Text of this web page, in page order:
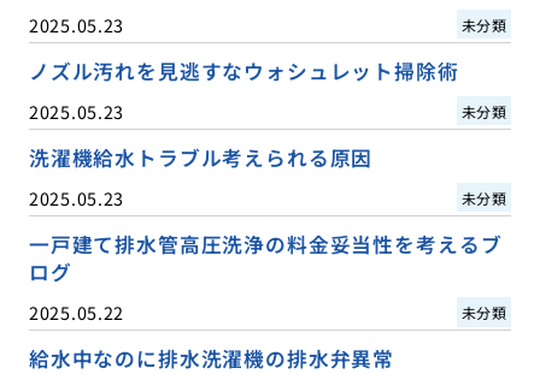
2025.05.23 未分類
ノズル汚れを見逃すなウォシュレット掃除術
2025.05.23 未分類
洗濯機給水トラブル考えられる原因
2025.05.23 未分類
一戸建て排水管高圧洗浄の料金妥当性を考えるブ
ログ
2025.05.22 未分類
給水中なのに排水洗濯機の排水弁異常